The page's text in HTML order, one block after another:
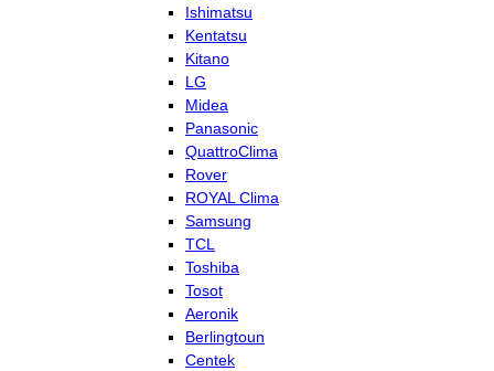
Ishimatsu
Kentatsu
Kitano
LG
Midea
Panasonic
QuattroClima
Rover
ROYAL Clima
Samsung
TCL
Toshiba
Tosot
Aeronik
Berlingtoun
Centek